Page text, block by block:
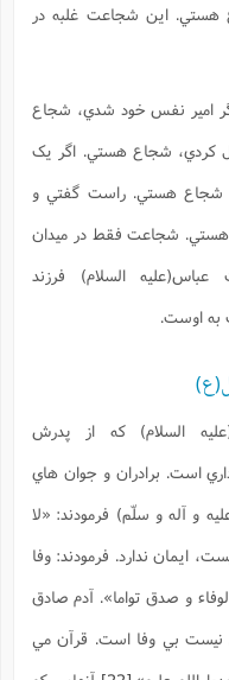
هستي. اين شجاعت غلبه در
امير نفس خود شدي، شجاع
کردي، شجاع هستي. اگر يک
شجاع هستي. راست گفتي و
هستي. شجاعت فقط در ميدان
السلام) فرزند
به اوست.
السلام) که از پدرش
است. برادران و جوان هاي
و آله و سلّم) فرمودند:«لا
ايمان ندارد. فرمودند: وفا
و صدق تواما».آدم صادق
نيست بي وفا است. قرآن مي